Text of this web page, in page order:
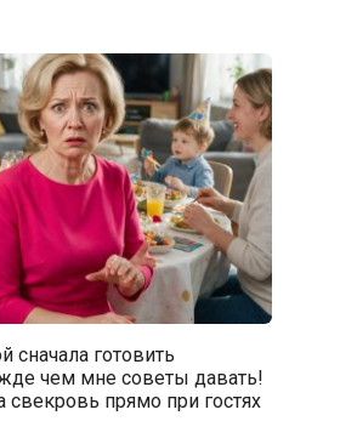
готовить
чем мне советы давать!
свекровь прямо при гостях